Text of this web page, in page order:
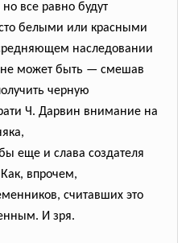
все равно будут
белыми или красными
наследовании
не может быть — смешав
черную
Ч. Дарвин внимание на
еще и слава создателя
впрочем,
считавших это
И зря.